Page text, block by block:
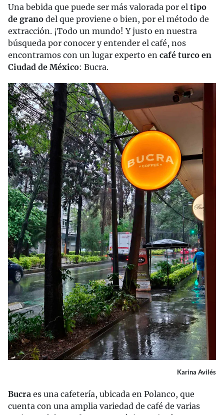
Una bebida que puede ser más valorada por el tipo
de grano del que proviene o bien, por el método de
extracción. ¡Todo un mundo! Y justo en nuestra
búsqueda por conocer y entender el café, nos
encontramos con un lugar experto en café turco en
Ciudad de México: Bucra.
Karina Avilés
Bucra es una cafetería, ubicada en Polanco, que
cuenta con una amplia variedad de café de varias